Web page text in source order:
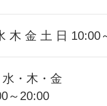
木 金 土 日 10:00
水・木・金
～20:00